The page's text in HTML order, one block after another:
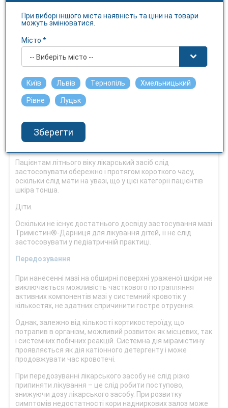
Для зовнішнього застосування.
При ексудації перед застосуванням лікарського засобу
ерозивну поверхню обробити розчинами борної кислоти
1 %, перекису водню 3 % або хлоргексидину
стерильну марлеву пов'язку.
Дорослим: тонкий шар мазі наносити 1-2 рази на добу на
уражену ділянку шкіри (максимальна доза – для
лікарський засіб під оклюзійну пов’язку (максимальна
доза – 10 г мазі на добу). Тривалість лікування визначає
Пацієнтам літнього віку лікарський засіб слід
застосовувати обережно і протягом короткого часу,
оскільки слід мати на увазі, що у цієї категорії пацієнтів
шкіра тонша.
Діти.
Оскільки не існує достатнього досвіду застосування мазі
Тримістин®-Дарниця для лікування дітей, її не слід
застосовувати у педіатричній практиці.
Передозування
При нанесенні мазі на обширні поверхні ураженої шкіри не
виключається можливість часткового потрапляння
активних компонентів мазі у системний кровотік у
кількостях, не здатних спричинити гостре отруєння.
Однак, залежно від кількості кортикостероїду, що
потрапив в організм, можливий розвиток як місцевих, так
і системних побічних реакцій. Системна дія мірамістину
проявляється як дія катіонного детергенту і може
продовжувати час кровотечі.
При передозуванні лікарського засобу не слід різко
припиняти лікування – це слід робити поступово,
знижуючи дозу лікарського засобу. При розвитку
симптомів недостатності кори надниркових залоз може
При виборі іншого міста наявність та ціни на товари
можуть змінюватися.
Місто *
-- Виберіть місто --
Київ Львів Тернопіль Хмельницький
Рівне Луцьк
Зберегти